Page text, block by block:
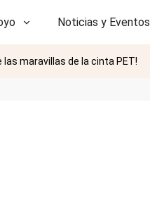
Noticias y Eventos
maravillas de la cinta PET!